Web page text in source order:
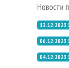
Новости
12.12.2023
06.12.2023
04.12.2023